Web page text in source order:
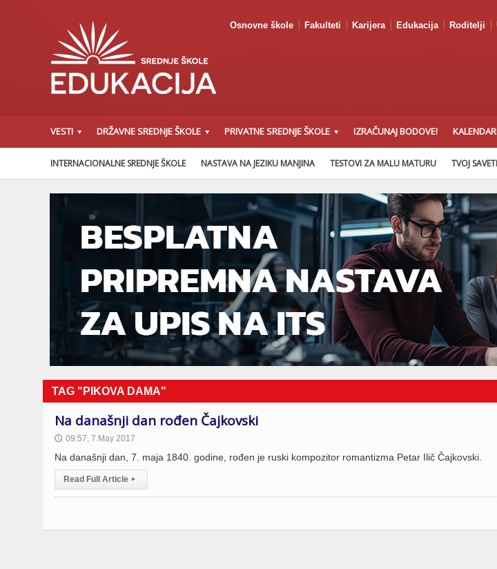
Osnovne škole Fakulteti Karijera Edukacija Roditelji
VESTI DRŽAVNE SREDNJE ŠKOLE PRIVATNE SREDNJE ŠKOLE IZRAČUNAJ BODOVE!
INTERNACIONALNE SREDNJE ŠKOLE NASTAVA NA JEZIKU MANJINA TESTOVI ZA MALU MATURU TVOJ
TAG "PIKOVA DAMA"
Na današnji dan rođen Čajkovski
🕔 09:57, 7.May 2017
Na današnji dan, 7. maja 1840. godine, rođen je ruski kompozitor romantizma Petar Ilič Čajkovski.
Read Full Article ▸